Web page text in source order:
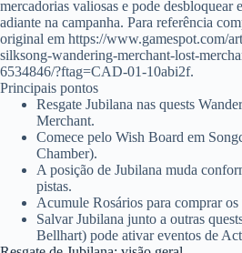
mercadorias valiosas e pode desbloquear
adiante na campanha. Para referência
original em https://www.gamespot.com/
silksong-wandering-merchant-lost-
6534846/?ftag=CAD-01-10abi2f.
Principais pontos
Resgate Jubilana nas quests
Merchant.
Comece pelo Wish Board em
Chamber).
A posição de Jubilana muda
pistas.
Acumule Rosários para comprar os
Salvar Jubilana junto a outras
Bellhart) pode ativar eventos de